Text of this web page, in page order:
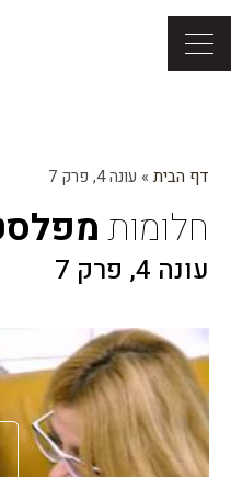
דף הבית » עונה 4, פרק 7
חלומות
עונה 4, פרק 7